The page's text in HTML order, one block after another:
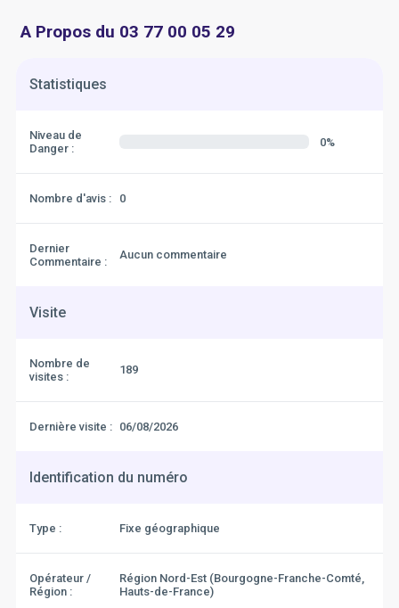
A Propos du 03 77 00 05 29
Statistiques
Niveau de
Danger :
0%
Nombre d'avis : 0
Dernier
Commentaire :
Aucun commentaire
Visite
Nombre de
visites :
189
Dernière visite : 06/08/2026
Identification du numéro
Type : Fixe géographique
Opérateur /
Région :
Région Nord-Est (Bourgogne-Franche-Comté,
Hauts-de-France)